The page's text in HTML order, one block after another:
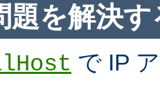
題を解決す
で IP